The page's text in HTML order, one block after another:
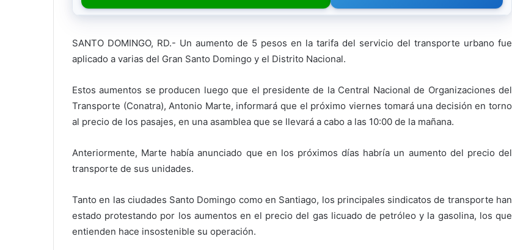
SANTO DOMINGO, RD.- Un aumento de 5 pesos en la tarifa del servicio del transporte urbano fue
aplicado a varias del Gran Santo Domingo y el Distrito Nacional.
Estos aumentos se producen luego que el presidente de la Central Nacional de Organizaciones del
Transporte (Conatra), Antonio Marte, informará que el próximo viernes tomará una decisión en torno
al precio de los pasajes, en una asamblea que se llevará a cabo a las 10:00 de la mañana.
Anteriormente, Marte había anunciado que en los próximos días habría un aumento del precio del
transporte de sus unidades.
Tanto en las ciudades Santo Domingo como en Santiago, los principales sindicatos de transporte han
estado protestando por los aumentos en el precio del gas licuado de petróleo y la gasolina, los que
entienden hace insostenible su operación.